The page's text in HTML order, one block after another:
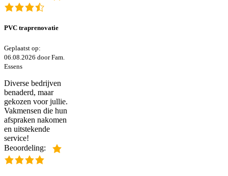
PVC traprenovatie
Geplaatst op:
06.08.2026 door Fam.
Essens
Diverse bedrijven
benaderd, maar
gekozen voor jullie.
Vakmensen die hun
afspraken nakomen
en uitstekende
service!
Beoordeling: